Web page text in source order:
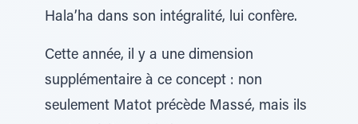
Hala’ha dans son intégralité, lui confère.
Cette année, il y a une dimension
supplémentaire à ce concept : non
seulement Matot précède Massé, mais ils